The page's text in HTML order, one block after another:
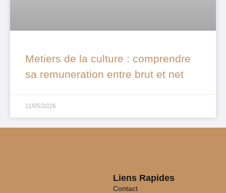
Metiers de la culture : comprendre
sa remuneration entre brut et net
11/05/2026
Liens Rapides
Contact